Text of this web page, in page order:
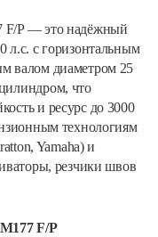
F/P — это надёжный
л.с. с горизонтальным
валом диаметром 25
что
и ресурс до 3000
технологиям
Yamaha) и
резчики швов
F/P